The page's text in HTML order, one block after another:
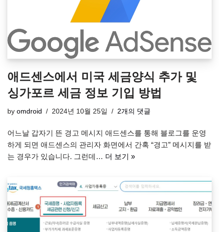
애드센스에서 미국 세금양식 추가 및
싱가포르 세금 정보 기입 방법
by omdroid 2024년 10월 25일 2개의 댓글
어느날 갑자기 뜬 경고 메시지 애드센스를 통해 블로그를 운영
하게 되면 애드센스의 관리자 화면에서 간혹 “경고” 메시지를 받
는 경우가 있습니다. 그런데… 더 보기 »